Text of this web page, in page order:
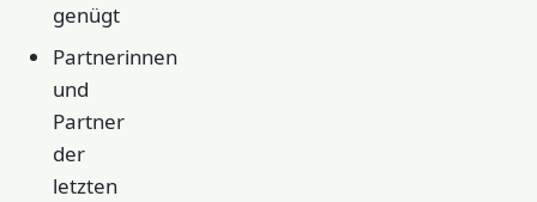
genügt
Partnerinnen
und
Partner
der
letzten